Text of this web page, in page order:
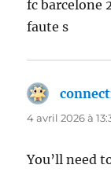
fc barcelone
faute s
4 avril 2026 à
You’ll need